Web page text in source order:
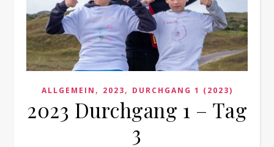
ALLGEMEIN , 2023, DURCHGANG 1 (2023)
2023 Durchgang 1 – Tag
3